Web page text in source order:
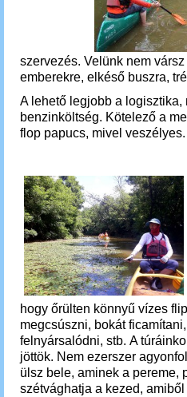
szervezés. Velünk nem vársz
emberekre, elkéső buszra,
A lehető legjobb a logisztika,
benzinköltség. Kötelező a
flop papucs, mivel veszélyes.
hogy őrülten könnyű vízes
megcsúszni, bokát
felnyársalódni, stb. A
jöttök. Nem ezerszer
ülsz bele, aminek a pereme,
szétvághatja a kezed,